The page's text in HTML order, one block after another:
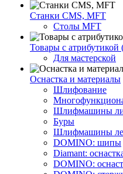
Станки CMS, MFT
Столы MFT
Товары с
Для мастерской
Оснастка и материалы
Шлифование
Шлифмашины
Буры
Шлифмашины
DOMINO: шипы
Diamant:
DOMINO: